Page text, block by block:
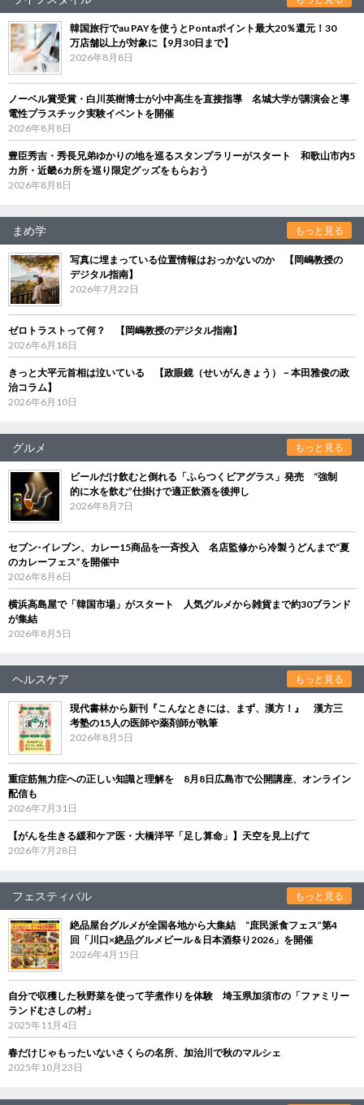
韓国旅行でau PAYを使うとPontaポイント最大20％還元！30
万店舗以上が対象に【9月30日まで】
2026年8月8日
ノーベル賞受賞・白川英樹博士が小中高生を直接指導 名城大学が講演会と導
電性プラスチック実験イベントを開催
2026年8月8日
豊臣秀吉・秀長兄弟ゆかりの地を巡るスタンプラリーがスタート 和歌山市内5
カ所・近畿6カ所を巡り限定グッズをもらおう
2026年8月8日
まめ学 もっと見る
写真に埋まっている位置情報はおっかないのか 【岡嶋教授の
デジタル指南】
2026年7月22日
ゼロトラストって何？ 【岡嶋教授のデジタル指南】
2026年6月18日
きっと大平元首相は泣いている 【政眼鏡（せいがんきょう）－本田雅俊の政
治コラム】
2026年6月10日
グルメ もっと見る
ビールだけ飲むと倒れる「ふらつくビアグラス」発売 “強制
的に水を飲む”仕掛けで適正飲酒を後押し
2026年8月7日
セブン‐イレブン、カレー15商品を一斉投入 名店監修から冷製うどんまで“夏
のカレーフェス”を開催中
2026年8月6日
横浜高島屋で「韓国市場」がスタート 人気グルメから雑貨まで約30ブランド
が集結
2026年8月5日
ヘルスケア もっと見る
現代書林から新刊『こんなときには、まず、漢方！』 漢方三
考塾の15人の医師や薬剤師が執筆
2026年8月5日
重症筋無力症への正しい知識と理解を 8月8日広島市で公開講座、オンライン
配信も
2026年7月31日
【がんを生きる緩和ケア医・大橋洋平「足し算命」】天空を見上げて
2026年7月28日
フェスティバル もっと見る
絶品屋台グルメが全国各地から大集結 “庶民派食フェス”第4
回「川口×絶品グルメビール＆日本酒祭り2026」を開催
2026年4月15日
自分で収穫した秋野菜を使って芋煮作りを体験 埼玉県加須市の「ファミリー
ランドむさしの村」
2025年11月4日
春だけじゃもったいないさくらの名所、加治川で秋のマルシェ
2025年10月23日